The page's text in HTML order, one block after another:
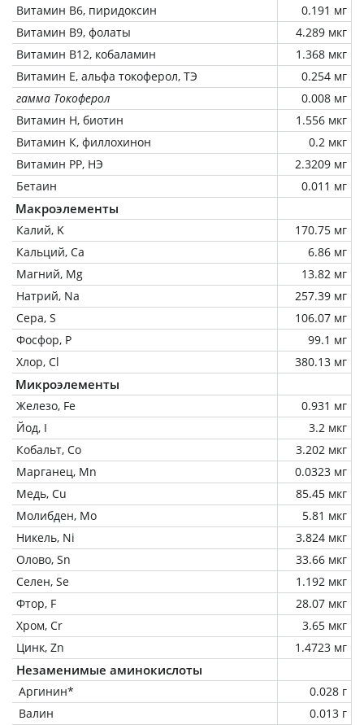
Витамин В6, пиридоксин
0.191 мг
Витамин В9, фолаты
4.289 мкг
Витамин В12, кобаламин
1.368 мкг
Витамин Е, альфа токоферол, ТЭ
0.254 мг
гамма Токоферол
0.008 мг
Витамин Н, биотин
1.556 мкг
Витамин К, филлохинон
0.2 мкг
Витамин РР, НЭ
2.3209 мг
Бетаин
0.011 мг
Макроэлементы
Калий, K
170.75 мг
Кальций, Ca
6.86 мг
Магний, Mg
13.82 мг
Натрий, Na
257.39 мг
Сера, S
106.07 мг
Фосфор, P
99.1 мг
Хлор, Cl
380.13 мг
Микроэлементы
Железо, Fe
0.931 мг
Йод, I
3.2 мкг
Кобальт, Co
3.202 мкг
Марганец, Mn
0.0323 мг
Медь, Cu
85.45 мкг
Молибден, Mo
5.81 мкг
Никель, Ni
3.824 мкг
Олово, Sn
33.66 мкг
Селен, Se
1.192 мкг
Фтор, F
28.07 мкг
Хром, Cr
3.65 мкг
Цинк, Zn
1.4723 мг
Незаменимые аминокислоты
Аргинин*
0.028 г
Валин
0.013 г